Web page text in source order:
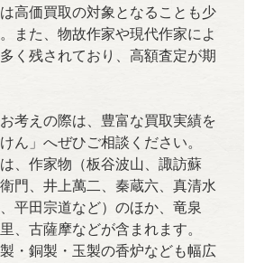
高価買取の対象となることも少
また、物故作家や現代作家によ
く残されており、高額査定が期
考えの際は、豊富な買取実績を
ん」へぜひご相談ください。
、作家物（板谷波山、諏訪蘇
門、井上萬二、秦蔵六、真清水
平田宗道など）のほか、竜泉
、古薩摩などが含まれます。
・銅製・玉製の香炉なども幅広